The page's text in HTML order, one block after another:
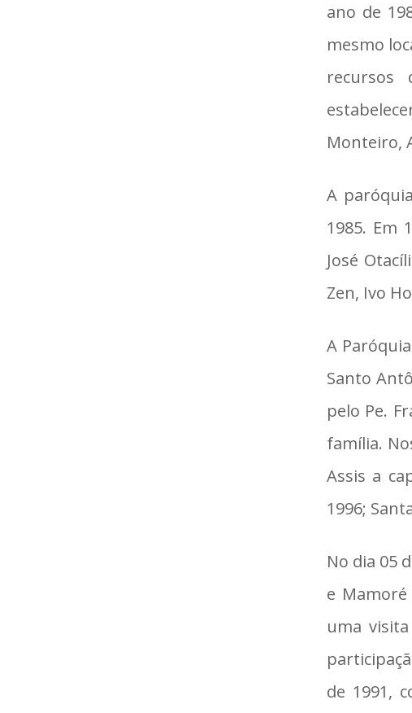
ano de
mesmo
recursos
Monteiro,
A
1985. Em
José
Zen, Ivo
A
Santo
pelo Pe.
família.
Assis a
1996;
No dia 05
e
uma
de 1991,